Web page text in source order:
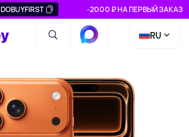
DOBUYFIRST -2000 ₽ НА ПЕРВЫЙ ЗАКАЗ
RU